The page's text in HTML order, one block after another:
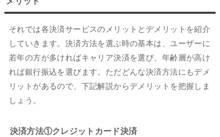
それでは各決済サービスのメリットとデメリットを紹介
していきます。決済方法を選ぶ時の基本は、ユーザーに
若年の方が多ければキャリア決済を選び、年齢層が高け
れば銀行振込を選びます。ただどんな決済方法にもデメ
リットがあるので、下記解説からデメリットを把握しま
しょう。
決済方法①クレジットカード決済